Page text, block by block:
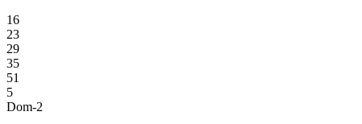
16
23
29
35
51
5
Dom-2